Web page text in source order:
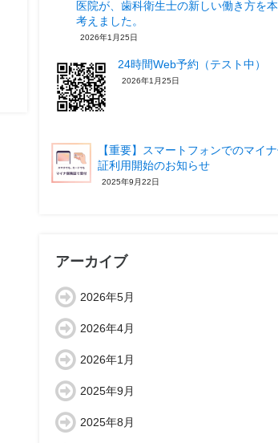
医院が、歯科衛生士の新しい働き方を
考えました。
2026年1月25日
24時間Web予約（テスト中）
2026年1月25日
【重要】スマートフォンでのマイ
証利用開始のお知らせ
2025年9月22日
アーカイブ
2026年5月
2026年4月
2026年1月
2025年9月
2025年8月